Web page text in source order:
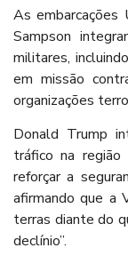
As embarcações
Sampson
militares,
em missão
organizações
Donald Trump
tráfico na
reforçar a
afirmando que a
terras diante do
declínio”.